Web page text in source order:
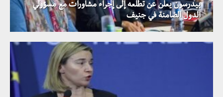
بيدرسون يعلن عن تطلعه إلى إجراء مشاورات مع مسؤولي
الدول الضامنة في جنيف